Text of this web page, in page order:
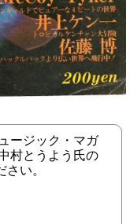
ージック・マガ
村とうよう氏の
い。